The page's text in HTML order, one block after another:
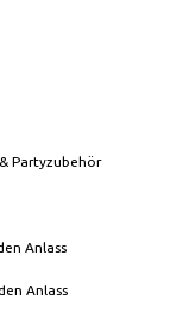
Partyzubehör
Anlass
Anlass